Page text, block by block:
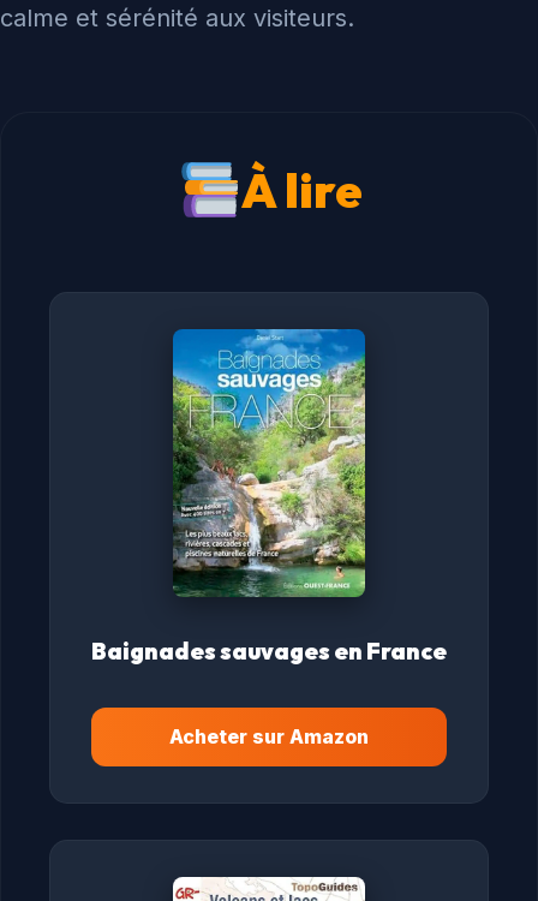
calme et sérénité aux visiteurs.
À lire
Baignades sauvages en France
Acheter sur Amazon